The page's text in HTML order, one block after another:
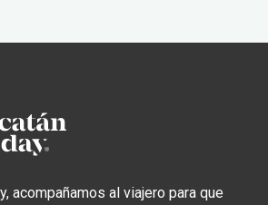
acompañamos al viajero para que